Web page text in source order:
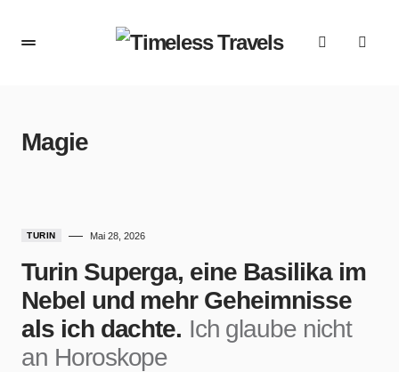
Magie
TURIN Mai 28, 2026
Turin Superga, eine Basilika im
Nebel und mehr Geheimnisse
als ich dachte. Ich glaube nicht
an Horoskope